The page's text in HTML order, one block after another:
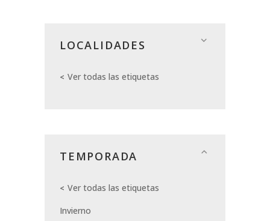
LOCALIDADES
Ver todas las etiquetas
TEMPORADA
Ver todas las etiquetas
Invierno